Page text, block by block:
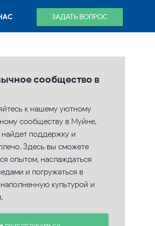
ЗАДАТЬ ВОПРОС
сообщество в
к нашему уютному
сообществу в Муйне,
поддержку и
Здесь вы сможете
опытом, наслаждаться
и погружаться в
культурой и